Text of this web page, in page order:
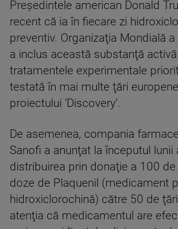
Preşedintele american Donald
recent că ia în fiecare zi
preventiv. Organizaţia Mondială a
a inclus această substanţă
tratamentele experimentale
testată în mai multe ţări
proiectului ‘Discovery’.
De asemenea, compania
Sanofi a anunţat la începutul lunii
distribuirea prin donaţie a 100
doze de Plaquenil (medicament
hidroxiclorochină) către 50 de
atenţia că medicamentul are